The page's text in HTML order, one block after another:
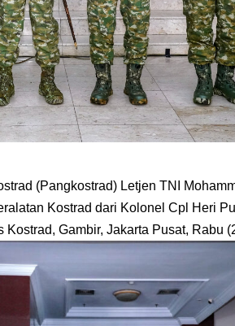
(Pangkostrad) Letjen TNI
Kostrad dari Kolonel Cpl Heri
Gambir, Jakarta Pusat, Rabu